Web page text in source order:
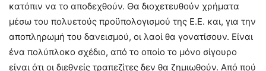
κατόπιν να το αποδεχθούν. Θα διοχετευθούν χρήματα
μέσω του πολυετούς προϋπολογισμού της Ε.Ε. και, για την
αποπληρωμή του δανεισμού, οι λαοί θα γονατίσουν. Είναι
ένα πολύπλοκο σχέδιο, από το οποίο το μόνο σίγουρο
είναι ότι οι διεθνείς τραπεζίτες δεν θα ζημιωθούν. Από πού